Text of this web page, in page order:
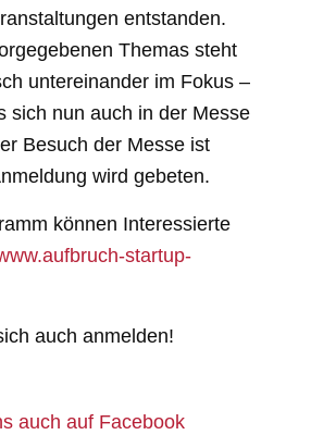
entstanden.
Themas steht
untereinander im Fokus –
sich nun auch in der Messe
Besuch der Messe ist
wird gebeten.
können Interessierte
startup-
auch anmelden!
auch auf Facebook